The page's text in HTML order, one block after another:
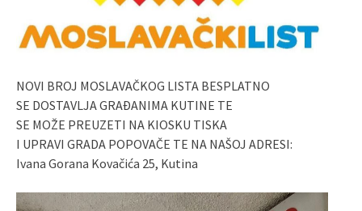
NOVI BROJ MOSLAVAČKOG LISTA BESPLATNO
SE DOSTAVLJA GRAĐANIMA KUTINE TE
SE MOŽE PREUZETI NA KIOSKU TISKA
I UPRAVI GRADA POPOVAČE TE NA NAŠOJ ADRESI:
Ivana Gorana Kovačića 25, Kutina